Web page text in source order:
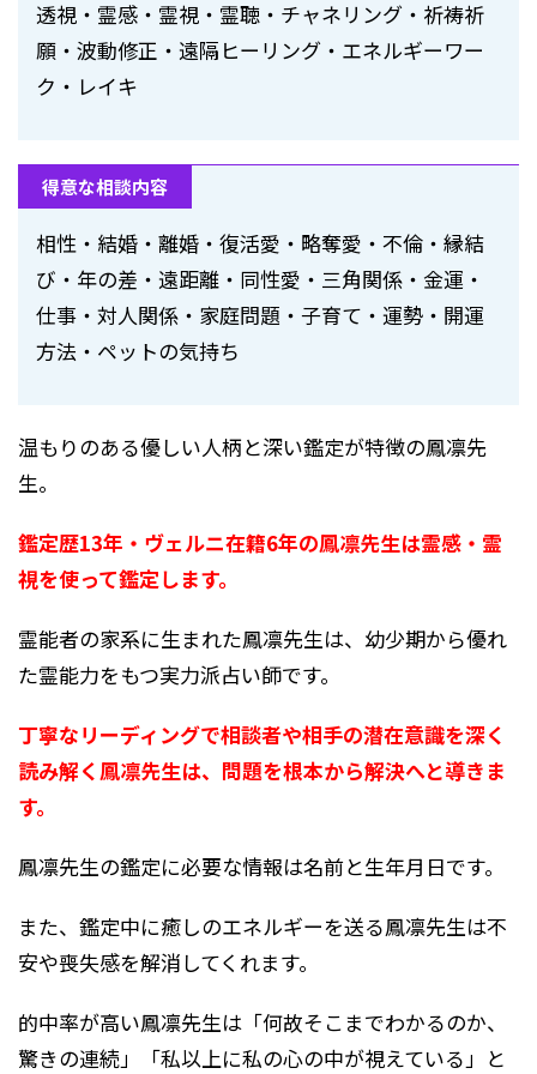
透視・霊感・霊視・霊聴・チャネリング・祈祷祈
願・波動修正・遠隔ヒーリング・エネルギーワー
ク・レイキ
得意な相談内容
相性・結婚・離婚・復活愛・略奪愛・不倫・縁結
び・年の差・遠距離・同性愛・三角関係・金運・
仕事・対人関係・家庭問題・子育て・運勢・開運
方法・ペットの気持ち
温もりのある優しい人柄と深い鑑定が特徴の鳳凛先
生。
鑑定歴13年・ヴェルニ在籍6年の鳳凛先生は霊感・霊
視を使って鑑定します。
霊能者の家系に生まれた鳳凛先生は、幼少期から優れ
た霊能力をもつ実力派占い師です。
丁寧なリーディングで相談者や相手の潜在意識を深く
読み解く鳳凛先生は、問題を根本から解決へと導きま
す。
鳳凛先生の鑑定に必要な情報は名前と生年月日です。
また、鑑定中に癒しのエネルギーを送る鳳凛先生は不
安や喪失感を解消してくれます。
的中率が高い鳳凛先生は「何故そこまでわかるのか、
驚きの連続」「私以上に私の心の中が視えている」と